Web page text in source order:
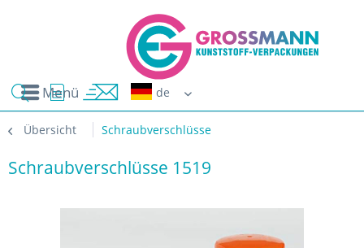
Menü
Übersicht Schraubverschlüsse
Schraubverschlüsse 1519